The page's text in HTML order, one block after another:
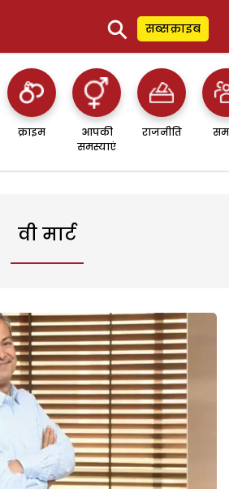
⚲ सब्सक्राइब
क्राइम
आपकी
समस्याएं
राजनीति
वी मार्ट